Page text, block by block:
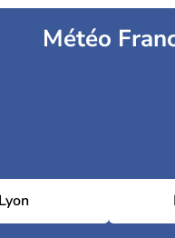
Météo
Lyon